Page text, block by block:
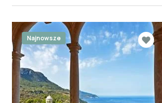
Najnowsze